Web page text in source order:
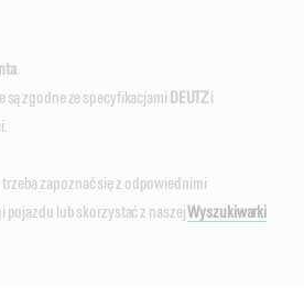
.
zgodne ze specyfikacjami DEUTZi
zapoznać się z odpowiednimi
pojazdu lub skorzystać z naszejWyszukiwarki